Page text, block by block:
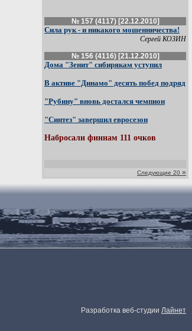
№ 157 (4117) [22.12.2010]
Сила рук - и никакого мошенничества!
Сергей КОЗИН
№ 156 (4116) [21.12.2010]
Дома "Зенит" сибирякам уступил
В активе "Динамо" десять побед подряд
"Рубину" вновь достался чемпион
"Синтез" завершил евросезон
Набросали финнам 111 очков
Следующие 20 »
Разработка веб-студии Лайнет